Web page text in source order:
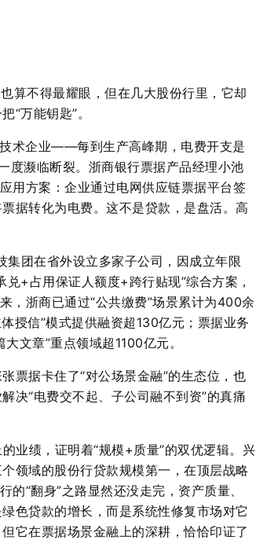
算不得最耀眼，但在几大股份行里，它却
万能钥匙”。
术企业——每到生产高峰期，电费开支是
度濒临断裂。浙商银行票据产品经理小池
用方案：企业通过电网供应链票据平台签
据转化为电费。这不是贷款，是盘活。高
集团在省外设立多家子公司，因成立年限
+占用保证人额度+跨行贴现”综合方案，
，浙商已通过“公共缴费”场景累计为400余
授信”模式提供融资超130亿元；票据业务
文章”重点领域超1100亿元 。
票据卡住了“对公场景金融”的生态位，也
决“电费交不起、子公司融不到资”的真痛
业绩，证明着“规模+质量”的双优逻辑。兴
领域的股份行贷款规模第一，在顶层战略
的“翻身”之路显然还没走完，资产质量、
色贷款的增长，而是系统性修复市场对它
它在票据场景金融上的深耕，恰恰印证了